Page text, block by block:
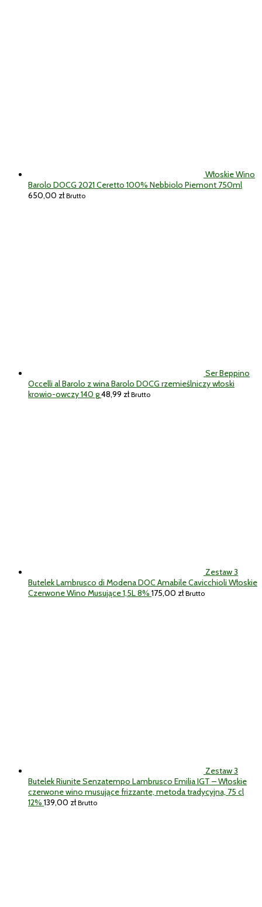
Włoskie Wino
Barolo DOCG 2021 Ceretto 100% Nebbiolo Piemont 750ml
650,00 zł Brutto
Ser Beppino
Occelli al Barolo z wina Barolo DOCG rzemieślniczy włoski
krowio-owczy 140 g48,99 zł Brutto
Zestaw 3
Butelek Lambrusco di Modena DOC Amabile Cavicchioli Włoskie
Czerwone Wino Musujące 1,5L 8% 175,00 zł Brutto
Zestaw 3
Butelek Riunite Senzatempo Lambrusco Emilia IGT – Włoskie
czerwone wino musujące frizzante, metoda tradycyjna, 75 cl
12% 139,00 zł Brutto